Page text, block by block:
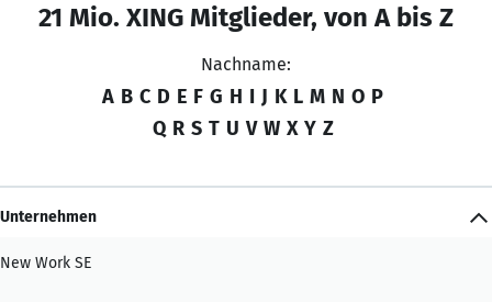
21 Mio. XING Mitglieder, von A bis Z
Nachname:
A B C D E F G H I J K L M N O P
Q R S T U V W X Y Z
Unternehmen
New Work SE